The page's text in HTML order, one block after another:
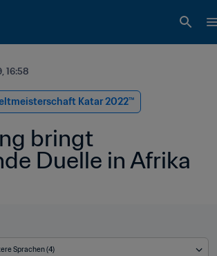
16:58
Katar 2022™
bringt
Duelle in Afrika
Sprachen (4)